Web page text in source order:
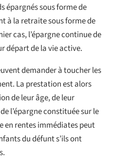
épargnés sous forme de
à la retraite sous forme de
cas, l’épargne continue de
départ de la vie active.
demander à toucher les
La prestation est alors
de leur âge, de leur
l’épargne constituée sur le
en rentes immédiates peut
du défunt s’ils ont